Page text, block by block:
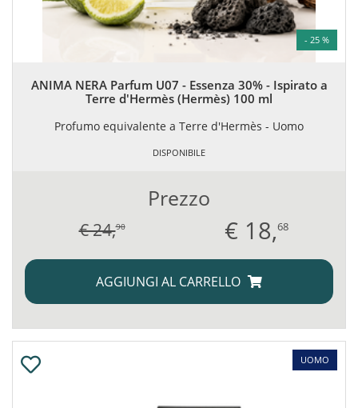
- 25 %
ANIMA NERA Parfum U07 - Essenza 30% - Ispirato a
Terre d'Hermès (Hermès) 100 ml
Profumo equivalente a Terre d'Hermès - Uomo
DISPONIBILE
Prezzo
€ 24,90 € 18,68
AGGIUNGI AL CARRELLO
UOMO